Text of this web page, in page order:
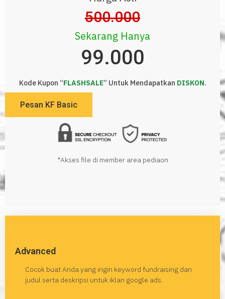
500.000
Sekarang Hanya
99.000
Kode Kupon “FLASHSALE” Untuk Mendapatkan DISKON.
Pesan KF Basic
*Akses file di member area pediaon
Advanced
Cocok buat Anda yang ingin keyword fundraising dan
judul serta deskripsi untuk iklan google ads.